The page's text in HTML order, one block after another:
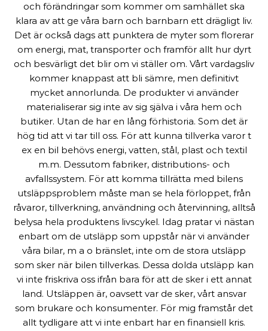
och förändringar som kommer om samhället ska
klara av att ge våra barn och barnbarn ett drägligt liv.
Det är också dags att punktera de myter som florerar
om energi, mat, transporter och framför allt hur dyrt
och besvärligt det blir om vi ställer om. Vårt vardagsliv
kommer knappast att bli sämre, men definitivt
mycket annorlunda. De produkter vi använder
materialiserar sig inte av sig själva i våra hem och
butiker. Utan de har en lång förhistoria. Som det är
hög tid att vi tar till oss. För att kunna tillverka varor t
ex en bil behövs energi, vatten, stål, plast och textil
m.m. Dessutom fabriker, distributions- och
avfallssystem. För att komma tillrätta med bilens
utsläppsproblem måste man se hela förloppet, från
råvaror, tillverkning, användning och återvinning, alltså
belysa hela produktens livscykel. Idag pratar vi nästan
enbart om de utsläpp som uppstår när vi använder
våra bilar, m a o bränslet, inte om de stora utsläpp
som sker när bilen tillverkas. Dessa dolda utsläpp kan
vi inte friskriva oss ifrån bara för att de sker i ett annat
land. Utsläppen är, oavsett var de sker, vårt ansvar
som brukare och konsumenter. För mig framstår det
allt tydligare att vi inte enbart har en finansiell kris.